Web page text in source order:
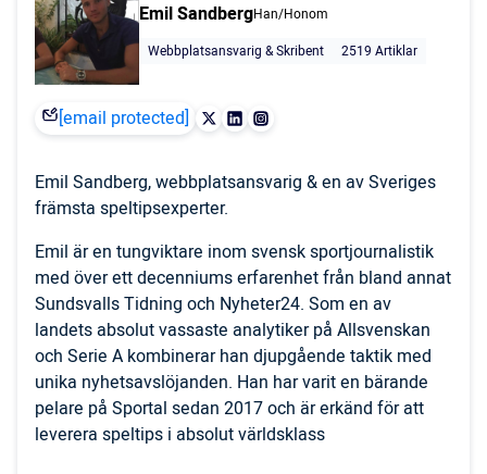
Emil SandbergHan/Honom
Webbplatsansvarig & Skribent
2519 Artiklar
[email protected]
Emil Sandberg, webbplatsansvarig & en av Sveriges
främsta speltipsexperter.
Emil är en tungviktare inom svensk sportjournalistik
med över ett decenniums erfarenhet från bland annat
Sundsvalls Tidning och Nyheter24. Som en av
landets absolut vassaste analytiker på Allsvenskan
och Serie A kombinerar han djupgående taktik med
unika nyhetsavslöjanden. Han har varit en bärande
pelare på Sportal sedan 2017 och är erkänd för att
leverera speltips i absolut världsklass